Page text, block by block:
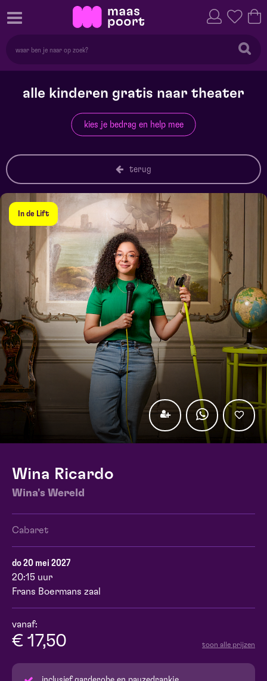
alle kinderen gratis naar theater
kies je bedrag en help mee
terug
In de Lift
Wina Ricardo
Wina's Wereld
Cabaret
do 20 mei 2027
20:15 uur
Frans Boermans zaal
vanaf:
€ 17,50 toon alle prijzen